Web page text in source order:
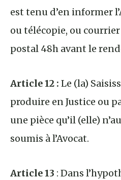
est tenu d’en informer
ou télécopie, ou
postal 48h avant le
Article 12 : Le (la)
produire en Justice ou
une pièce qu’il (elle)
soumis à l’Avocat.
Article 13 : Dans